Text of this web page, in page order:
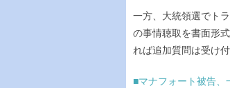
一方、大統領選でト
の事情聴取を書面形
れば追加質問は受け
■マナフォート被告